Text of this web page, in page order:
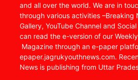
and all over the world. We are in
through various activities –Breaking
Gallery, YouTube Channel and
can read the e-version of our
Magazine through an e-paper
epaper.jagrukyouthnews.com.
News is publishing from Uttar